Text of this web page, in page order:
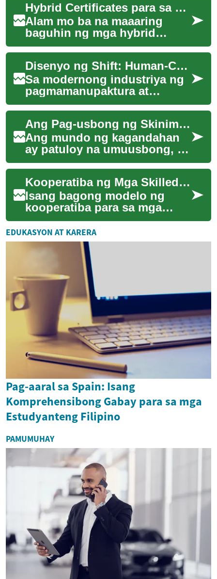
Hybrid Certificates para sa Lokal na Industriya
Alam mo ba na maaaring
baguhin ng mga hybrid
certificate ang iyong career sa
lokal na industriya? Ito ay
kombinasyon ...
Disenyo ng Shift: Human-Centered para sa Industriya
Sa modernong industriya ng
pagmamanupaktura at
enerhiya, disenyo ng shift na
nakatutok sa tao ay nag-aalok
ng paraan ...
Ang Pag-usbong ng Skinimalism sa Industriya ng Kagandahan
Ang mundo ng kagandahan
ay patuloy na umuusbong, at
sa gitna ng mga pagbabago,
isang bagong pananaw ang
lumilitaw na ...
Kooperatiba ng Mga Skilled Trades sa Industriya
Isang bagong modelo ng
kooperatiba para sa mga
skilled trades ay nag-aalok ng
solusyon sa kakulangan ng
manggagawang ...
EDUKASYON AT KARERA
Pag-aaral sa Spain: Isang
Komprehensibong Gabay para sa mga
Estudyanteng Filipino
PAMUMUHAY